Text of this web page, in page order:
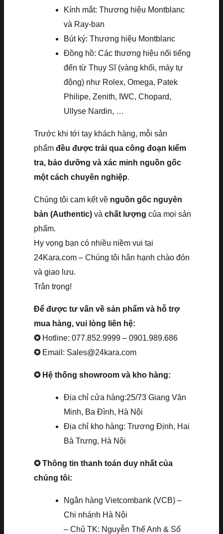
Kính mắt: Thương hiệu Montblanc
và Ray-ban
Bút ký: Thương hiệu Montblanc
Đồng hồ: Các thương hiệu nổi tiếng
đến từ Thụy Sĩ (vàng khối, máy tự
động) như Rolex, Omega, Patek
Philipe, Zenith, IWC, Chopard,
Ullyse Nardin, …
Trước khi tới tay khách hàng, mỗi sản
phẩm đều được trải qua công đoạn kiểm
tra, bảo dưỡng và xác minh nguồn gốc
một cách chuyên nghiệp.
Chúng tôi cam kết về nguồn gốc nguyên
bản (Authentic) và chất lượng của mọi sản
phẩm.
Hy vọng bạn có nhiều niềm vui tại
24Kara.com – Chúng tôi hân hạnh chào đón
và giao lưu.
Trân trọng!
Để được tư vấn về sản phẩm và hỗ trợ
mua hàng, vui lòng liên hệ:
✪ Hotline: 077.852.9999 – 0901.989.686
✪ Email: Sales@24kara.com
✪ Hệ thống showroom và kho hàng:
Địa chỉ cửa hàng:25/73 Giang Văn
Minh, Ba Đình, Hà Nội
Địa chỉ kho hàng: Trương Định, Hai
Bà Trưng, Hà Nội
✪ Thông tin thanh toán duy nhất của
chúng tôi:
Ngân hàng Vietcombank (VCB) –
Chi nhánh Hà Nội
– Chủ TK: Nguyễn Thế Anh & Số